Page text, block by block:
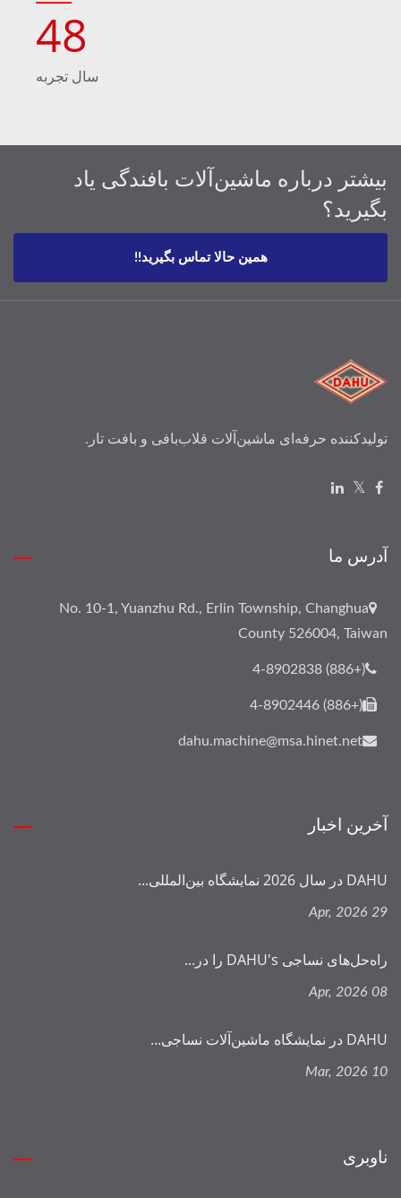
48
سال تجربه
بیشتر درباره ماشین‌آلات بافندگی یاد
بگیرید؟
همین حالا تماس بگیرید!!
تولیدکننده حرفه‌ای ماشین‌آلات قلاب‌بافی و بافت تار.
آدرس ما
No. 10-1, Yuanzhu Rd., Erlin Township, Changhua
County 526004, Taiwan
(+886) 4-8902838
(+886) 4-8902446
dahu.machine@msa.hinet.net
آخرین اخبار
DAHU در سال 2026 نمایشگاه بین‌المللی...
29 Apr, 2026
راه‌حل‌های نساجی DAHU's را در...
08 Apr, 2026
DAHU در نمایشگاه ماشین‌آلات نساجی...
10 Mar, 2026
ناوبری